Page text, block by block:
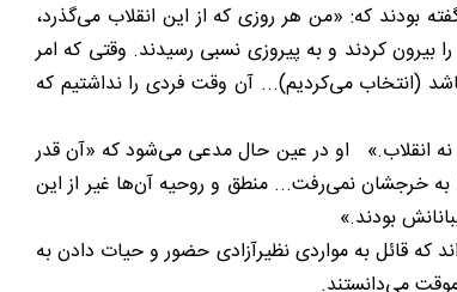
بود. ایشان در بخش‌هایی از آن سخنرانی گفته بودند که: «من هر روزی که از این انقلاب می‌گذرد،
بیرون کردند و به پیروزی نسبی رسیدند. وقتی که امر
(انتخاب می‌کردیم)... آن وقت فردی را نداشتیم که
نه انقلاب.» او در عین حال مدعی می‌شود که «آن قدر
به خرجشان نمی‌رفت... منطق و روحیه آن‌ها غیر از این
بودند.»
که قائل به مواردی نظیرآزادی حضور و حیات دادن به
می‌دانستند.